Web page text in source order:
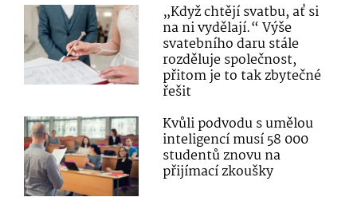
„Když chtějí svatbu, ať si
na ni vydělají.“ Výše
svatebního daru stále
rozděluje společnost,
přitom je to tak zbytečné
řešit
Kvůli podvodu s umělou
inteligencí musí 58 000
studentů znovu na
přijímací zkoušky